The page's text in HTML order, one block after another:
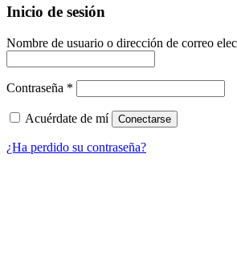
Inicio de sesión
Nombre de usuario o dirección de correo
Contraseña *
Acuérdate de mí Conectarse
¿Ha perdido su contraseña?